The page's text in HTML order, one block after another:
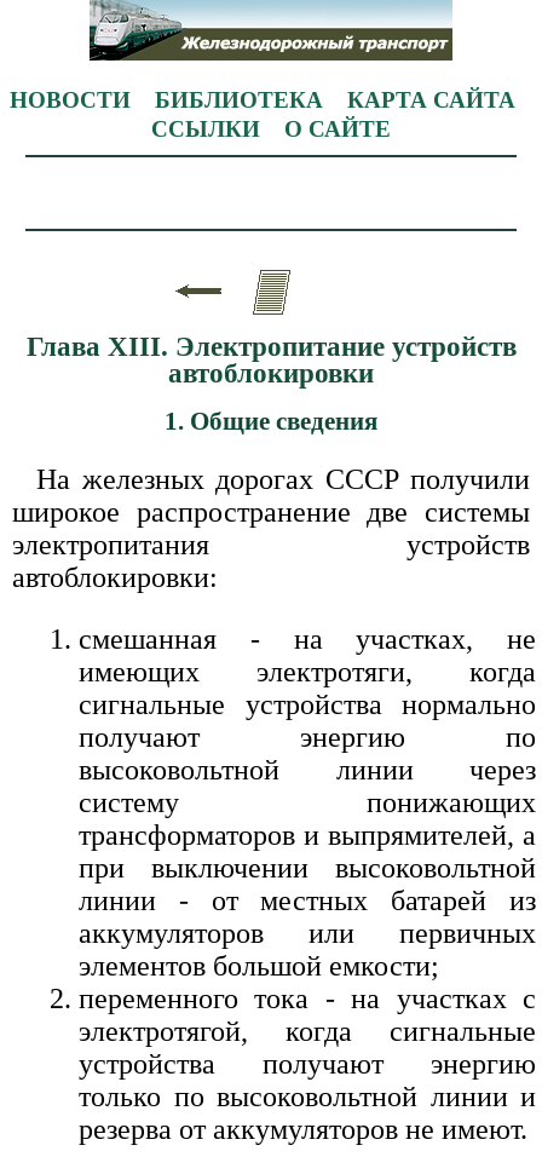
НОВОСТИ БИБЛИОТЕКА
КАРТА САЙТА
ССЫЛКИ
О САЙТЕ
Глава XIII. Электропитание устройств
автоблокировки
1. Общие сведения
На железных дорогах СССР получили
широкое распространение две системы
электропитания устройств
автоблокировки:
смешанная - на участках, не
имеющих электротяги, когда
сигнальные устройства нормально
получают энергию по
высоковольтной линии через
систему понижающих
трансформаторов и выпрямителей, а
при выключении высоковольтной
линии - от местных батарей из
аккумуляторов или первичных
элементов большой емкости;
переменного тока - на участках с
электротягой, когда сигнальные
устройства получают энергию
только по высоковольтной линии и
резерва от аккумуляторов не имеют.